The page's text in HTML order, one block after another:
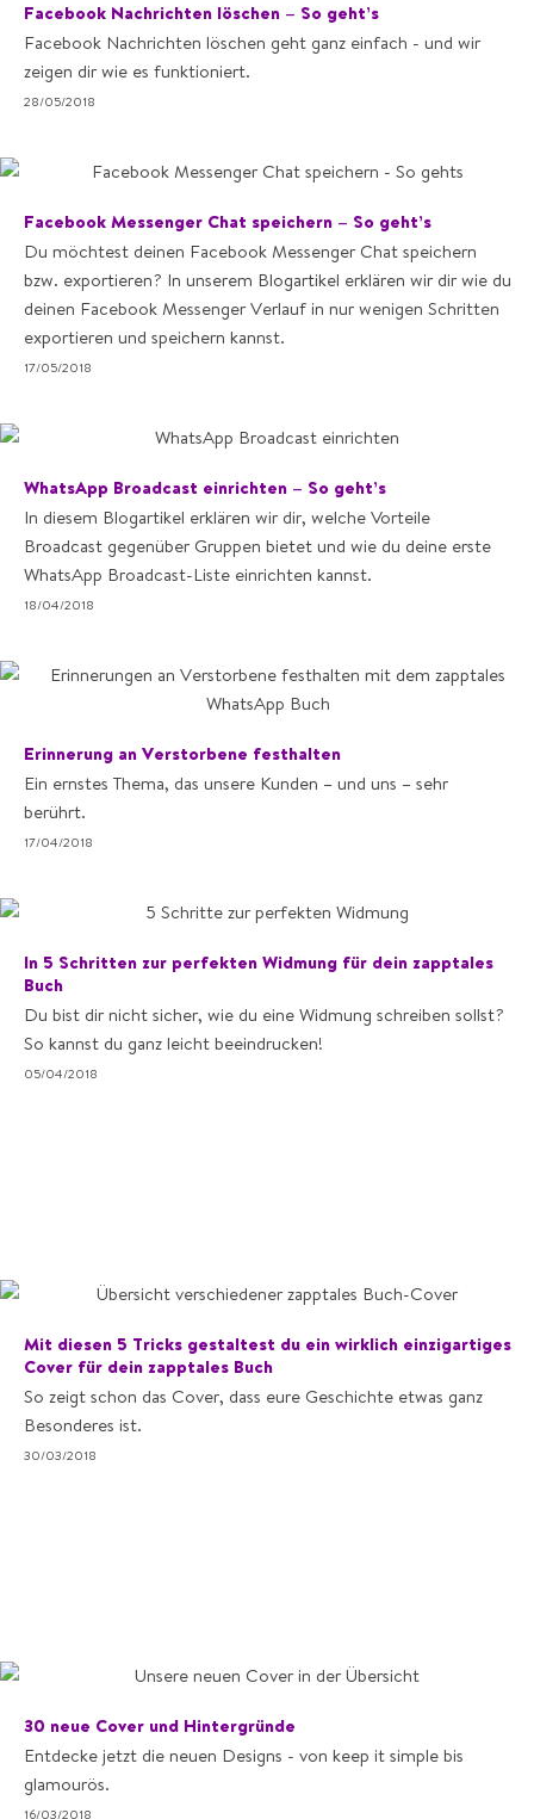
Facebook Nachrichten löschen – So geht’s
Facebook Nachrichten löschen geht ganz einfach - und wir
zeigen dir wie es funktioniert.
28/05/2018
Facebook Messenger Chat speichern – So geht’s
Du möchtest deinen Facebook Messenger Chat speichern
bzw. exportieren? In unserem Blogartikel erklären wir dir wie du
deinen Facebook Messenger Verlauf in nur wenigen Schritten
exportieren und speichern kannst.
17/05/2018
WhatsApp Broadcast einrichten – So geht’s
In diesem Blogartikel erklären wir dir, welche Vorteile
Broadcast gegenüber Gruppen bietet und wie du deine erste
WhatsApp Broadcast-Liste einrichten kannst.
18/04/2018
Erinnerung an Verstorbene festhalten
Ein ernstes Thema, das unsere Kunden – und uns – sehr
berührt.
17/04/2018
In 5 Schritten zur perfekten Widmung für dein zapptales
Buch
Du bist dir nicht sicher, wie du eine Widmung schreiben sollst?
So kannst du ganz leicht beeindrucken!
05/04/2018
Mit diesen 5 Tricks gestaltest du ein wirklich einzigartiges
Cover für dein zapptales Buch
So zeigt schon das Cover, dass eure Geschichte etwas ganz
Besonderes ist.
30/03/2018
30 neue Cover und Hintergründe
Entdecke jetzt die neuen Designs - von keep it simple bis
glamourös.
16/03/2018